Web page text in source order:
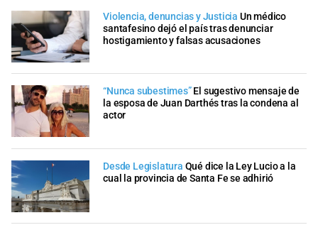
Violencia, denuncias y Justicia Un médico
santafesino dejó el país tras denunciar
hostigamiento y falsas acusaciones
“Nunca subestimes” El sugestivo mensaje de
la esposa de Juan Darthés tras la condena al
actor
Desde Legislatura Qué dice la Ley Lucio a la
cual la provincia de Santa Fe se adhirió